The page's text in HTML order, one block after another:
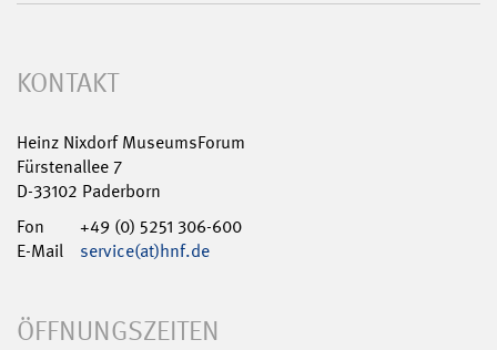
KONTAKT
Heinz Nixdorf MuseumsForum
Fürstenallee 7
D-33102 Paderborn
Fon
+49 (0) 5251 306-600
E-Mail
service(at)hnf.de
ÖFFNUNGSZEITEN